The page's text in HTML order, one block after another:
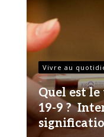
Vivre au
Quel est
19-9 ?